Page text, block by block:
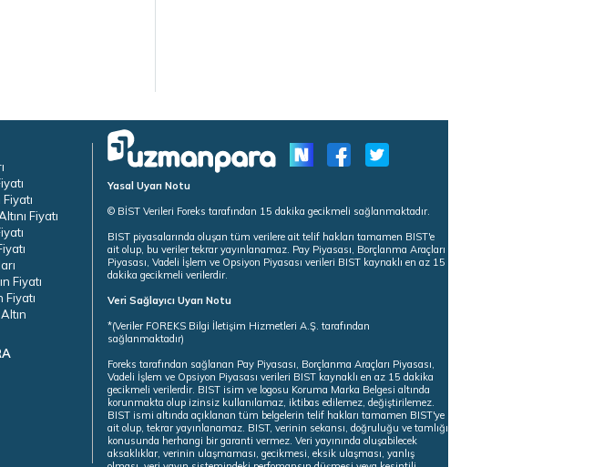
Fiyatı
Fiyatı
Fiyatı
Yasal Uyarı Notu
© BİST Verileri Foreks tarafından 15 dakika gecikmeli sağlanmaktadır.
BIST piyasalarında oluşan tüm verilere ait telif hakları tamamen BIST'e
ait olup, bu veriler tekrar yayınlanamaz. Pay Piyasası, Borçlanma Araçları
Piyasası, Vadeli İşlem ve Opsiyon Piyasası verileri BIST kaynaklı en az 15
dakika gecikmeli verilerdir.
Veri Sağlayıcı Uyarı Notu
*(Veriler FOREKS Bilgi İletişim Hizmetleri A.Ş. tarafından
sağlanmaktadır)
Foreks tarafından sağlanan Pay Piyasası, Borçlanma Araçları Piyasası,
Vadeli İşlem ve Opsiyon Piyasası verileri BIST kaynaklı en az 15 dakika
gecikmeli verilerdir. BIST isim ve logosu Koruma Marka Belgesi altında
korunmakta olup izinsiz kullanılamaz, iktibas edilemez, değiştirilemez.
BIST ismi altında açıklanan tüm belgelerin telif hakları tamamen BIST'ye
ait olup, tekrar yayınlanamaz. BIST, verinin sekansı, doğruluğu ve tamlığı
konusunda herhangi bir garanti vermez. Veri yayınında oluşabilecek
aksaklıklar, verinin ulaşmaması, gecikmesi, eksik ulaşması, yanlış